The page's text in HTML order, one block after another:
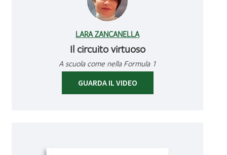
LARA ZANCANELLA
Il circuito virtuoso
A scuola come nella Formula 1
GUARDA IL VIDEO